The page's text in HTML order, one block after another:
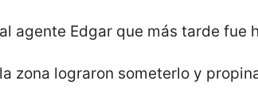
agente Edgar que más tarde fue
zona lograron someterlo y